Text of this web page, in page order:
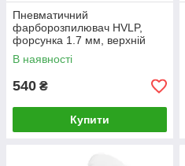
Пневматичний
фарборозпилювач HVLP,
форсунка 1.7 мм, верхній
пластиковий бачок 600мл,
3бар INTERTOOL PT-0119
В наявності
540 ₴
Купити